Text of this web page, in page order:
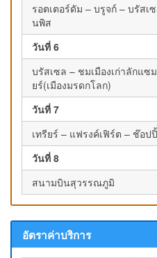
รอตเตอร์ดัม – บรูจก์ – บรัส
นพิส
วันที่ 6
บรัสเซล – ชมเมืองเก่าลักแซ
ยร์(เมืองมรดกโลก)
วันที่ 7
เทรียร์ – แฟรงค์เฟิร์ต – ช๊อ
วันที่ 8
สนามบินสุวรรณภูมิ
อัตราค่าบริการ